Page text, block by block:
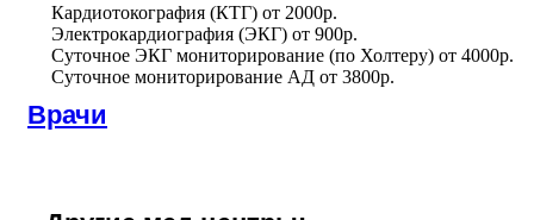
Кардиотокография (КТГ) от 2000р.
Электрокардиография (ЭКГ) от 900р.
Суточное ЭКГ мониторирование (по Холтеру) от 4000р.
Суточное мониторирование АД от 3800р.
Врачи